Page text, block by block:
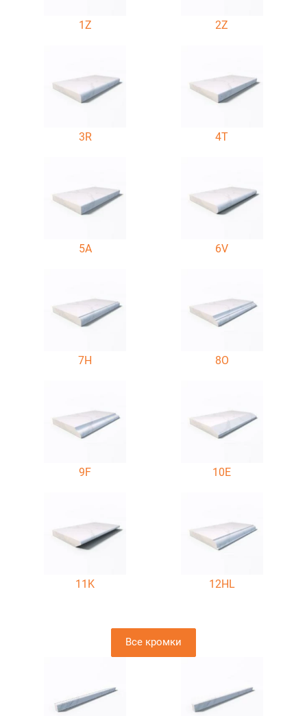
1Z 2Z
3R 4T
5A 6V
7H 8O
9F 10E
11K 12HL
Все кромки